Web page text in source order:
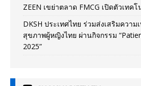
ZEEN เขย่าตลาด FMCG เปิดตัวเทค
DKSH ประเทศไทย ร่วมส่งเสริมความ
สุขภาพผู้หญิงไทย ผ่านกิจกรรม
2025”